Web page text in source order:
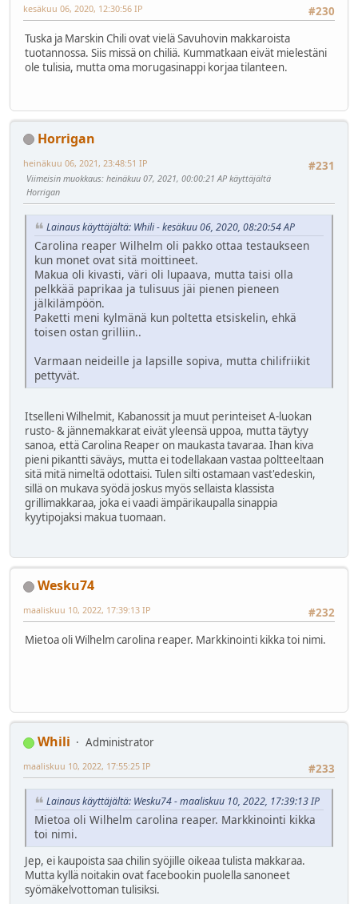
#230
kesäkuu 06, 2020, 12:30:56 IP
Tuska ja Marskin Chili ovat vielä Savuhovin makkaroista
tuotannossa. Siis missä on chiliä. Kummatkaan eivät mielestäni
ole tulisia, mutta oma morugasinappi korjaa tilanteen.
Horrigan
#231
heinäkuu 06, 2021, 23:48:51 IP
Viimeisin muokkaus: heinäkuu 07, 2021, 00:00:21 AP käyttäjältä
Horrigan
Lainaus käyttäjältä: Whili - kesäkuu 06, 2020, 08:20:54 AP
Carolina reaper Wilhelm oli pakko ottaa testaukseen
kun monet ovat sitä moittineet.
Makua oli kivasti, väri oli lupaava, mutta taisi olla
pelkkää paprikaa ja tulisuus jäi pienen pieneen
jälkilämpöön.
Paketti meni kylmänä kun poltetta etsiskelin, ehkä
toisen ostan grilliin..
Varmaan neideille ja lapsille sopiva, mutta chilifriikit
pettyvät.
Itselleni Wilhelmit, Kabanossit ja muut perinteiset A-luokan
rusto- & jännemakkarat eivät yleensä uppoa, mutta täytyy
sanoa, että Carolina Reaper on maukasta tavaraa. Ihan kiva
pieni pikantti säväys, mutta ei todellakaan vastaa poltteeltaan
sitä mitä nimeltä odottaisi. Tulen silti ostamaan vast'edeskin,
sillä on mukava syödä joskus myös sellaista klassista
grillimakkaraa, joka ei vaadi ämpärikaupalla sinappia
kyytipojaksi makua tuomaan.
Wesku74
#232
maaliskuu 10, 2022, 17:39:13 IP
Mietoa oli Wilhelm carolina reaper. Markkinointi kikka toi nimi.
Whili
Administrator
#233
maaliskuu 10, 2022, 17:55:25 IP
Lainaus käyttäjältä: Wesku74 - maaliskuu 10, 2022, 17:39:13 IP
Mietoa oli Wilhelm carolina reaper. Markkinointi kikka
toi nimi.
Jep, ei kaupoista saa chilin syöjille oikeaa tulista makkaraa.
Mutta kyllä noitakin ovat facebookin puolella sanoneet
syömäkelvottoman tulisiksi.